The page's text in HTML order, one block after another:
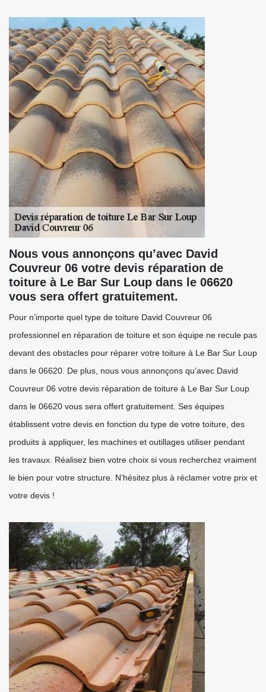
Nous vous annonçons qu’avec David
Couvreur 06 votre devis réparation de
toiture à Le Bar Sur Loup dans le 06620
vous sera offert gratuitement.
Pour n’importe quel type de toiture David Couvreur 06
professionnel en réparation de toiture et son équipe ne recule pas
devant des obstacles pour réparer votre toiture à Le Bar Sur Loup
dans le 06620. De plus, nous vous annonçons qu’avec David
Couvreur 06 votre devis réparation de toiture à Le Bar Sur Loup
dans le 06620 vous sera offert gratuitement. Ses équipes
établissent votre devis en fonction du type de votre toiture, des
produits à appliquer, les machines et outillages utiliser pendant
les travaux. Réalisez bien votre choix si vous recherchez vraiment
le bien pour votre structure. N’hésitez plus à réclamer votre prix et
votre devis !